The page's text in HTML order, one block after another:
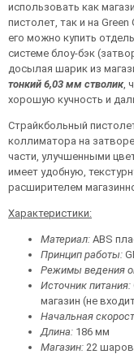
использовать как
пистолет, так и на
его можно купить
системе блоу-бэк
досылая шарик из
тонкий 6,03 мм стволик,
хорошую кучность и
Страйкбольный
коллиматора на
части, улучшенными
имеет удобную,
расширителем
Характеристики:
Материал: ABS
Принцип работы:
Режимы ведения
Источник питания:
магазин (не
Начальная
Длина: 186 мм
Магазин: 22 шаров